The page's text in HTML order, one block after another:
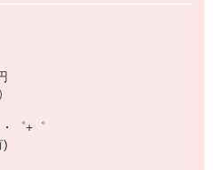
加工・組立・検査
リスト・エステ
指導塾・人材紹介
・官公庁案件
softbank(ソフトバンク)など
バイル、UQなど格安スマホまで幅
ざいます！
゜+゜
)